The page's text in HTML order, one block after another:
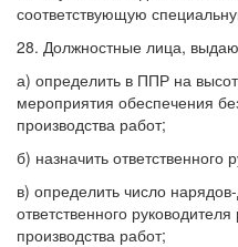
соответствующую
28. Должностные лица,
а) определить в ППР на
мероприятия обеспечения
производства работ;
б) назначить ответственного
в) определить число
ответственного
производства работ;